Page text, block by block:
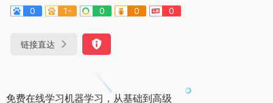
0
1- 0 0 0
链接直达
免费在线学习机器学习，从基础到高级